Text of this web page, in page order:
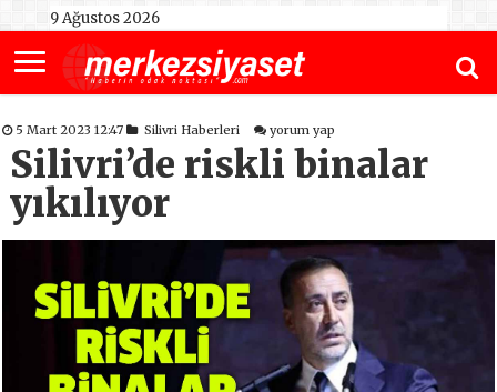
9 Ağustos 2026
5 Mart 2023 12:47 Silivri Haberleri yorum yap
Silivri’de riskli binalar
yıkılıyor